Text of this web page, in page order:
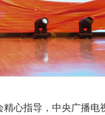
心指导，中央广播电